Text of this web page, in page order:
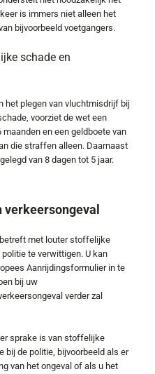
is immers niet alleen het
bijvoorbeeld voetgangers.
schade en
het plegen van vluchtmisdrijf bij
voorziet de wet een
en een geldboete van
die straffen alleen. Daarnaast
van 8 dagen tot 5 jaar.
met louter stoffelijke
te verwittigen. U kan
Aanrijdingsformulier in te
bij uw
verder zal
sprake is van stoffelijke
bij de politie, bijvoorbeeld als er
van het ongeval of als u het